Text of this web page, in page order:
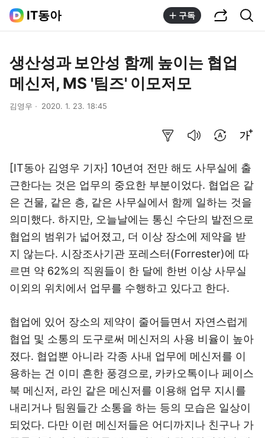
IT동아 구독
생산성과 보안성 함께 높이는 협업
메신저, MS '팀즈' 이모저모
김영우 2020. 1. 23. 18:45
[IT동아 김영우 기자] 10년여 전만 해도 사무실에 출
근한다는 것은 업무의 중요한 부분이었다. 협업은 같
은 건물, 같은 층, 같은 사무실에서 함께 일하는 것을
의미했다. 하지만, 오늘날에는 통신 수단의 발전으로
협업의 범위가 넓어졌고, 더 이상 장소에 제약을 받
지 않는다. 시장조사기관 포레스터(Forrester)에 따
르면 약 62%의 직원들이 한 달에 한번 이상 사무실
이외의 위치에서 업무를 수행하고 있다고 한다.
협업에 있어 장소의 제약이 줄어들면서 자연스럽게
협업 및 소통의 도구로써 메신저의 사용 비율이 높아
졌다. 협업뿐 아니라 각종 사내 업무에 메신저를 이
용하는 건 이미 흔한 풍경으로, 카카오톡이나 페이스
북 메신저, 라인 같은 메신저를 이용해 업무 지시를
내리거나 팀원들간 소통을 하는 등의 모습은 일상이
되었다. 다만 이런 메신저들은 어디까지나 친구나 가